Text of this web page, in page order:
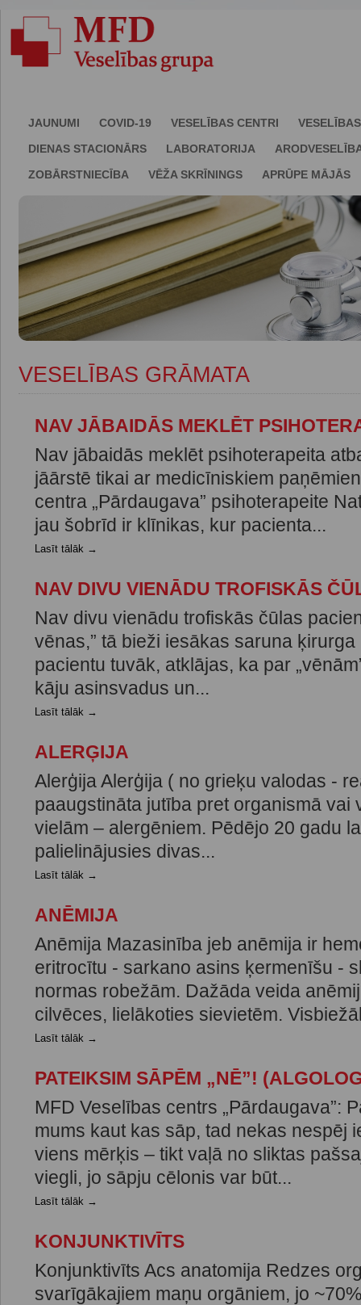
JAUNUMI COVID-19 VESELĪBAS CENTRI
DIENAS STACIONĀRS
LABORATORIJA
ZOBĀRSTNIECĪBA
VĒŽA SKRĪNINGS APRŪPE MĀJĀS
VESELĪBAS GRĀMATA
NAV JĀBAIDĀS MEKLĒT
Nav jābaidās meklēt psihoterapeita
jāārstē tikai ar medicīniskiem
centra „Pārdaugava” psihoterapeite
jau šobrīd ir klīnikas, kur pacienta...
Lasīt tālāk →
NAV DIVU VIENĀDU TROFISKĀS
Nav divu vienādu trofiskās čūlas
vēnas,” tā bieži iesākas saruna
pacientu tuvāk, atklājas, ka par
kāju asinsvadus un...
Lasīt tālāk →
ALERĢIJA
Alerģija Alerģija ( no grieķu valodas -
paaugstināta jutība pret organismā vai
vielām – alergēniem. Pēdējo 20 gadu
palielinājusies divas...
Lasīt tālāk →
ANĒMIJA
Anēmija Mazasinība jeb anēmija ir
eritrocītu - sarkano asins ķermenīšu -
normas robežām. Dažāda veida
cilvēces, lielākoties sievietēm.
Lasīt tālāk →
PATEIKSIM SĀPĒM „NĒ”!
MFD Veselības centrs „Pārdaugava”:
mums kaut kas sāp, tad nekas nespēj
viens mērķis – tikt vaļā no sliktas
viegli, jo sāpju cēlonis var būt...
Lasīt tālāk →
KONJUNKTIVĪTS
Konjunktivīts Acs anatomija Redzes
svarīgākajiem maņu orgāniem, jo